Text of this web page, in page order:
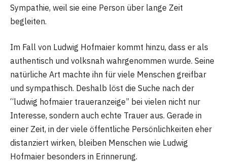
Sympathie, weil sie eine Person über lange Zeit
begleiten.
Im Fall von Ludwig Hofmaier kommt hinzu, dass er als
authentisch und volksnah wahrgenommen wurde. Seine
natürliche Art machte ihn für viele Menschen greifbar
und sympathisch. Deshalb löst die Suche nach der
“ludwig hofmaier traueranzeige” bei vielen nicht nur
Interesse, sondern auch echte Trauer aus. Gerade in
einer Zeit, in der viele öffentliche Persönlichkeiten eher
distanziert wirken, bleiben Menschen wie Ludwig
Hofmaier besonders in Erinnerung.